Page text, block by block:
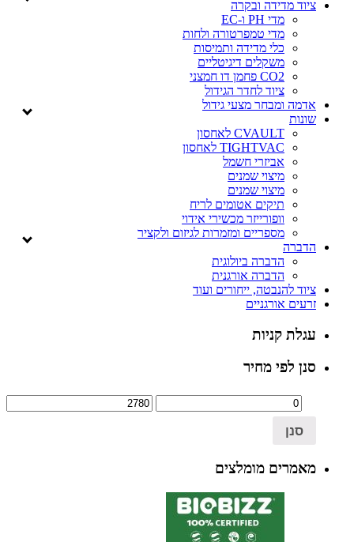
ציוד מדידה ובקרה
מדי PH ו-EC
מדי טמפרטורה ולחות
כלי מדידה ותמיסות
משקלים דיגיטליים
CO2 פחמן דו חמצני
ציוד לחדר הגידול
אדמה ומבחר מצעי גידול
שונות
CVAULT לאחסון
TIGHTVAC לאחסון
אביזרי חשמל
מיצוי שמנים
מיצוי שמנים
תיקים אטומים לריח
וופורייזר מכשירי אידוי
מספריים ומזמרות לגיזום ולקציר
הדברה
הדברה ביולוגית
הדברה אורגנית
ציוד להנבטה, ייחורים ועוד
זרעים אורגניים
עגלת קניות
סנן לפי מחיר
סנן
מאמרים מומלצים